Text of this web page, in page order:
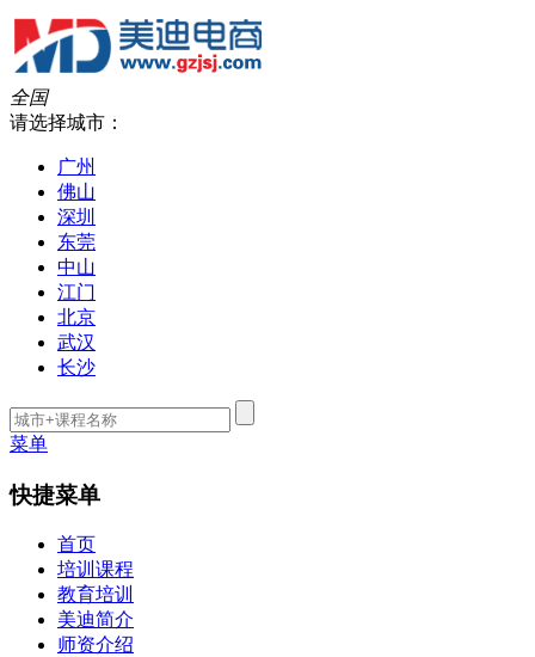
全国
请选择城市：
广州
佛山
深圳
东莞
中山
江门
北京
武汉
长沙
菜单
快捷菜单
首页
培训课程
教育培训
美迪简介
师资介绍